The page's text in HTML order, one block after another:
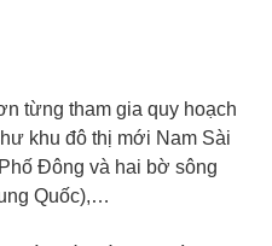
từng tham gia quy hoạch
khu đô thị mới Nam Sài
Đông và hai bờ sông
Quốc),…